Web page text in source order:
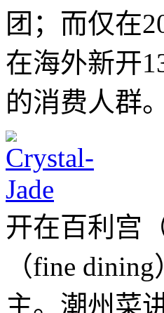
团；而仅在
在海外新开
的消费人群。
开在百利宫
（fine
主。潮州菜